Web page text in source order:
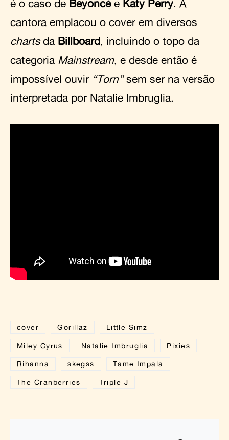
é o caso de Beyoncé e Katy Perry. A
cantora emplacou o cover em diversos
chartsda Billboard , incluindo o topo da
categoria Mainstream, e desde então é
impossível ouvir “Torn”sem ser na versão
interpretada por Natalie Imbruglia.
cover Gorillaz Little Simz
Miley Cyrus Natalie Imbruglia Pixies
Rihanna skegss Tame Impala
The Cranberries Triple J